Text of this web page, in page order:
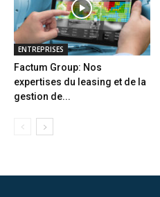
ENTREPRISES
Factum Group: Nos
expertises du leasing et de la
gestion de...